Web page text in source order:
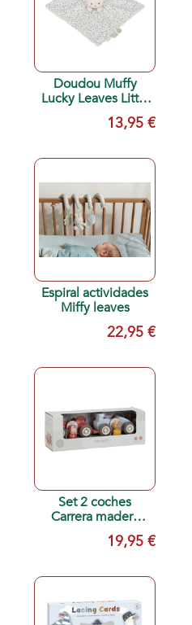
Doudou Muffy
Lucky Leaves Little
Dutch13,95 €
Espiral actividades
Miffy leaves
22,95 €
Set 2 coches
Carrera madera
Retroceso19,95 €